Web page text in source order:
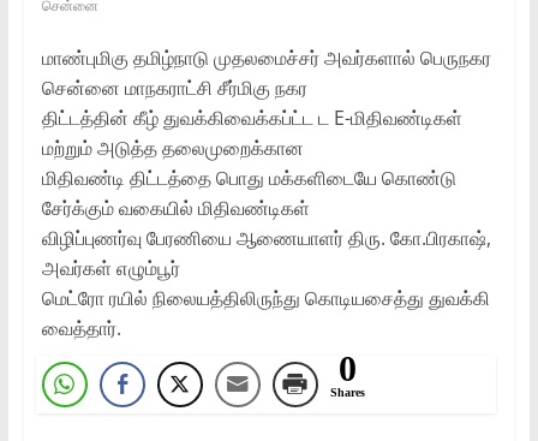
சென்னை
மாண்புமிகு தமிழ்நாடு முதலமைச்சர்‌ அவர்களால்‌ பெருநகர
சென்னை மாநகராட்சி சீர்மிகு நகர
திட்டத்தின்‌ கீழ்‌ துவக்கிவைக்கப்ட்ட ட E-மிதிவண்டிகள்‌
மற்றும்‌ அடுத்த தலைமுறைக்கான
மிதிவண்டி திட்டத்தை பொது மக்களிடையே கொண்டு
சேர்க்கும் வகையில்‌ மிதிவண்டிகள்‌
விழிப்புணர்வு பேரணியை ஆணையாளர்‌ திரு. கோ.பிரகாஷ்‌,
அவர்கள்‌ எழும்பூர்‌
மெட்ரோ ரயில்‌ நிலையத்திலிருந்து கொடியசைத்து துவக்கி
வைத்தார்‌.
0
Shares